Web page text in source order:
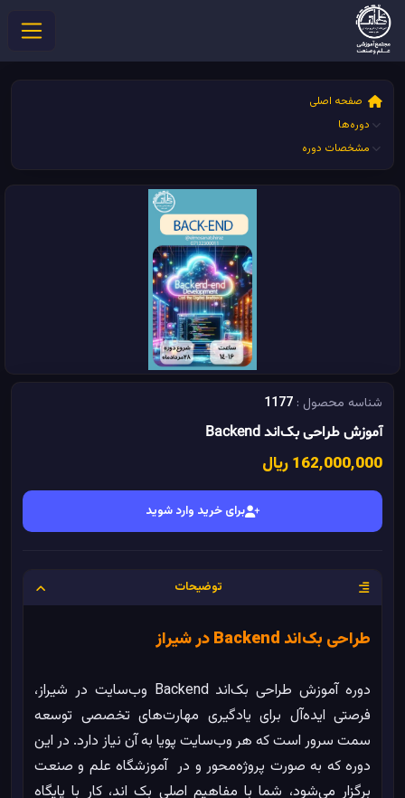
صفحه اصلی
دوره‌ها
مشخصات دوره
شناسه محصول : 1177
آموزش طراحی بک‌اند Backend
162٬000٬000 ریال
برای خرید وارد شوید
توضیحات
طراحی بک‌اند Backend در شیراز
دوره آموزش طراحی بک‌اند Backend وب‌سایت در شیراز،
فرصتی ایده‌آل برای یادگیری مهارت‌های تخصصی توسعه
سمت سرور است که هر وب‌سایت پویا به آن نیاز دارد. در این
دوره که به صورت پروژه‌محور و در آموزشگاه علم و صنعت
برگزار می‌شود، شما با مفاهیم اصلی بک‌ اند، کار با پایگاه